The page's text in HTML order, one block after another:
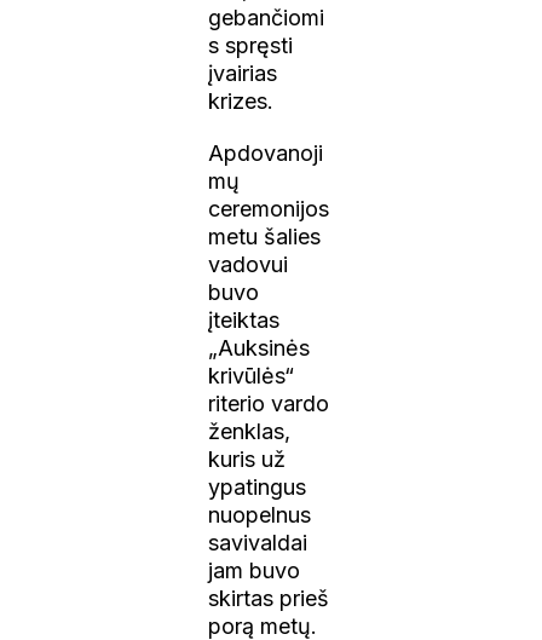
gebančiomi
s spręsti
įvairias
krizes.
Apdovanoji
mų
ceremonijos
metu šalies
vadovui
buvo
įteiktas
„Auksinės
krivūlės“
riterio vardo
ženklas,
kuris už
ypatingus
nuopelnus
savivaldai
jam buvo
skirtas prieš
porą metų.